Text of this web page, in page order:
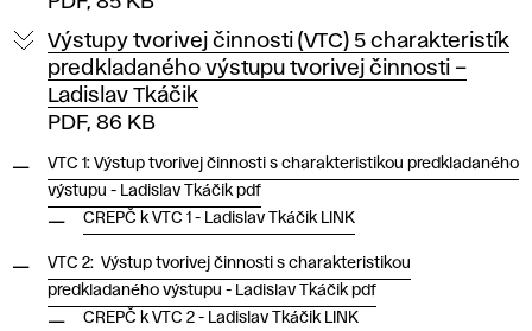
Výstupy tvorivej činnosti (VTC) 5 charakteristík
predkladaného výstupu tvorivej činnosti –
Ladislav Tkáčik
PDF, 86 KB
VTC 1: Výstup tvorivej činnosti s charakteristikou predkladaného
výstupu - Ladislav Tkáčik pdf
CREPČ k VTC 1 - Ladislav Tkáčik LINK
VTC 2: Výstup tvorivej činnosti s charakteristikou
predkladaného výstupu - Ladislav Tkáčik pdf
CREPČ k VTC 2 - Ladislav Tkáčik LINK